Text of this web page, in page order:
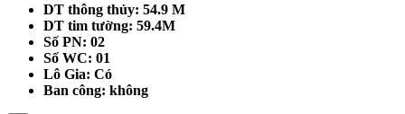
DT thông thủy: 54.9 M
DT tim tường: 59.4M
Số PN: 02
Số WC: 01
Lô Gia: Có
Ban công: không